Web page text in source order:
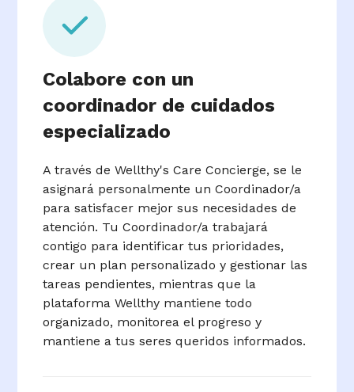
Colabore con un
coordinador de cuidados
especializado
A través de Wellthy's Care Concierge, se le
asignará personalmente un Coordinador/a
para satisfacer mejor sus necesidades de
atención. Tu Coordinador/a trabajará
contigo para identificar tus prioridades,
crear un plan personalizado y gestionar las
tareas pendientes, mientras que la
plataforma Wellthy mantiene todo
organizado, monitorea el progreso y
mantiene a tus seres queridos informados.